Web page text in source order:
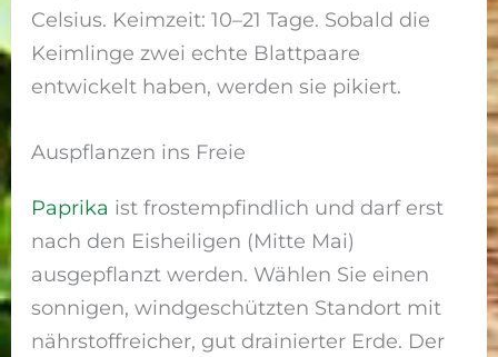
Celsius. Keimzeit: 10–21 Tage. Sobald die
Keimlinge zwei echte Blattpaare
entwickelt haben, werden sie pikiert.
Auspflanzen ins Freie
Paprika ist frostempfindlich und darf erst
nach den Eisheiligen (Mitte Mai)
ausgepflanzt werden. Wählen Sie einen
sonnigen, windgeschützten Standort mit
nährstoffreicher, gut drainierter Erde. Der